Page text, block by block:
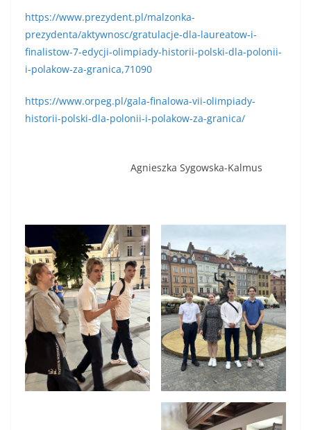
https://www.prezydent.pl/malzonka-
prezydenta/aktywnosc/gratulacje-dla-laureatow-i-
finalistow-7-edycji-olimpiady-historii-polski-dla-polonii-
i-polakow-za-granica,71090
https://www.orpeg.pl/gala-finalowa-vii-olimpiady-
historii-polski-dla-polonii-i-polakow-za-granica/
Agnieszka Sygowska-Kalmus